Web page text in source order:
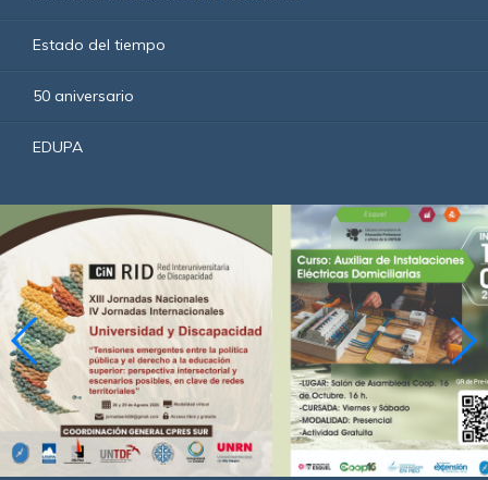
Estado del tiempo
50 aniversario
EDUPA